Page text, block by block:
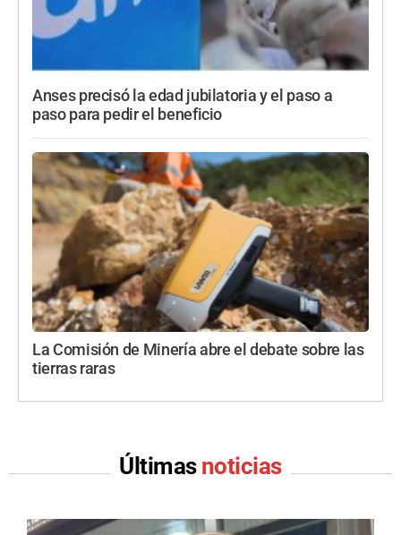
Anses precisó la edad jubilatoria y el paso a
paso para pedir el beneficio
La Comisión de Minería abre el debate sobre las
tierras raras
Últimas noticias